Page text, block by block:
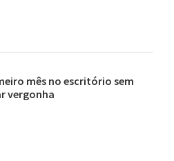
mês no escritório sem
vergonha